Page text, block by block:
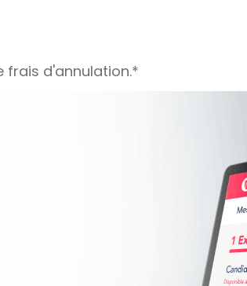
frais d'annulation.*